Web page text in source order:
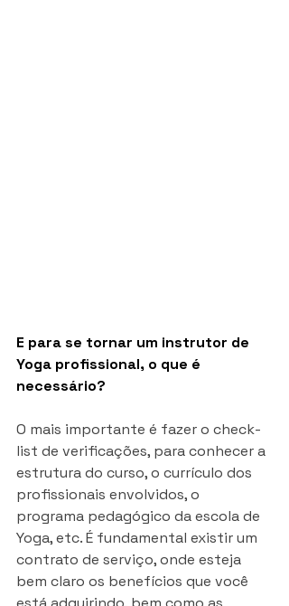
E para se tornar um instrutor de
Yoga profissional, o que é
necessário?
O mais importante é fazer o check-
list de verificações, para conhecer a
estrutura do curso, o currículo dos
profissionais envolvidos, o
programa pedagógico da escola de
Yoga, etc. É fundamental existir um
contrato de serviço, onde esteja
bem claro os benefícios que você